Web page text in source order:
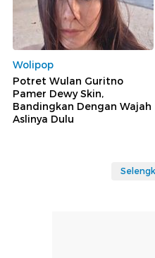
Wolipop
Potret Wulan Guritno
Pamer Dewy Skin,
Bandingkan Dengan Wajah
Aslinya Dulu